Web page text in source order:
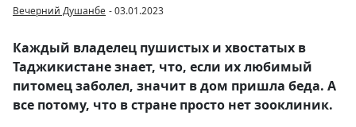
Вечерний Душанбе -03.01.2023
Каждый владелец пушистых и хвостатых в
Таджикистане знает, что, если их любимый
питомец заболел, значит в дом пришла беда. А
все потому, что в стране просто нет зооклиник.